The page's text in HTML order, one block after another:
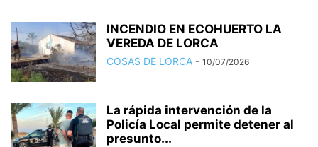
INCENDIO EN ECOHUERTO LA
VEREDA DE LORCA
COSAS DE LORCA - 10/07/2026
La rápida intervención de la
Policía Local permite detener al
presunto...